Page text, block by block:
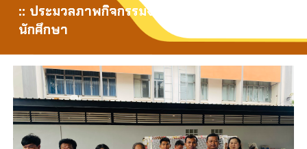
:: ประมวลภาพกิจกรรมงานกิจกรรมนักเรียน
นักศึกษา